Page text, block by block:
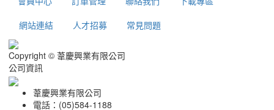
網站連結
人才招募 常見問題
Copyright © 葦慶興業有限公司
公司資訊
葦慶興業有限公司
電話：(05)584-1188